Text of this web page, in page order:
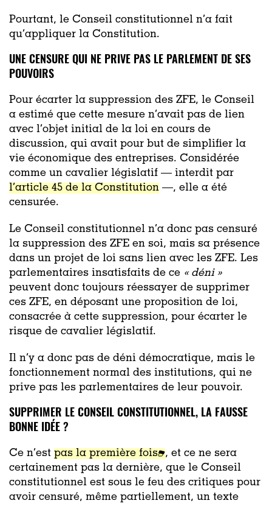
Pourtant, le Conseil constitutionnel n’a fait
qu’appliquer la Constitution.
UNE CENSURE QUI NE PRIVE PAS LE PARLEMENT DE SES
POUVOIRS
Pour écarter la suppression des ZFE, le Conseil
a estimé que cette mesure n’avait pas de lien
avec l’objet initial de la loi en cours de
discussion, qui avait pour but de simplifier la
vie économique des entreprises. Considérée
comme un cavalier législatif — interdit par
l’article 45 de la Constitution —, elle a été
censurée.
Le Conseil constitutionnel n’a donc pas censuré
la suppression des ZFE en soi, mais sa présence
dans un projet de loi sans lien avec les ZFE. Les
parlementaires insatisfaits de ce « déni »
peuvent donc toujours réessayer de supprimer
ces ZFE, en déposant une proposition de loi,
consacrée à cette suppression, pour écarter le
risque de cavalier législatif.
Il n’y a donc pas de déni démocratique, mais le
fonctionnement normal des institutions, qui ne
prive pas les parlementaires de leur pouvoir.
SUPPRIMER LE CONSEIL CONSTITUTIONNEL, LA FAUSSE
BONNE IDÉE ?
Ce n’est pas la première fois
, et ce ne sera
certainement pas la dernière, que le Conseil
constitutionnel est sous le feu des critiques pour
avoir censuré, même partiellement, un texte